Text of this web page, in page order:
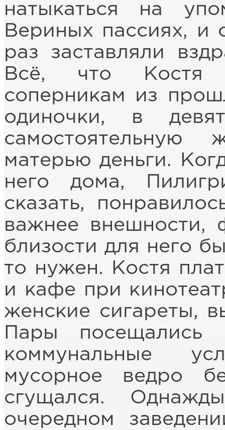
натыкаться на
Вериных пассиях, и
раз заставляли
Всё, что Костя
соперникам из
одиночки, в
матерью деньги.
него дома,
сказать,
важнее внешности,
близости для него
то нужен. Костя
и кафе при
женские сигареты,
Пары
коммунальные
мусорное ведро
сгущался.
очередном